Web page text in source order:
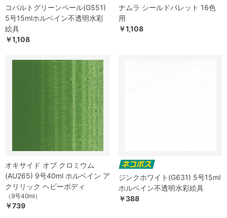
コバルトグリーンペール(G551)
5号15mlホルベイン不透明水彩
絵具
￥1,108
ナムラ シールドパレット 16色
用
￥1,108
オキサイド オブ クロミウム
(AU265) 9号40ml ホルベイン ア
クリリック ヘビーボディ
（9号40ml）
￥739
ジンクホワイト(G631) 5号15ml
ホルベイン不透明水彩絵具
￥388